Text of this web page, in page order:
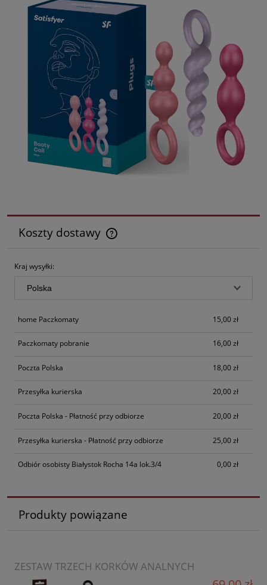
Koszty dostawy
Cena nie zawiera ewentualnych kosztów płatności
Kraj wysyłki:
home Paczkomaty 15,00 zł
Paczkomaty pobranie 16,00 zł
Poczta Polska 18,00 zł
Przesyłka kurierska 20,00 zł
Poczta Polska - Płatność przy odbiorze 20,00 zł
Przesyłka kurierska - Płatność przy odbiorze 25,00 zł
Odbiór osobisty Białystok Rocha 14a lok.3/4 0,00 zł
Produkty powiązane
ZESTAW TRZECH KORKÓW ANALNYCH